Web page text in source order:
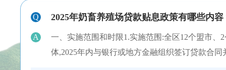
Q 2025年奶畜养殖场贷款贴息政策有哪些内容
A
一、实施范围和时限1.实施范围:全区12个盟市、
体,2025年内与银行或地方金融组织签订贷款合